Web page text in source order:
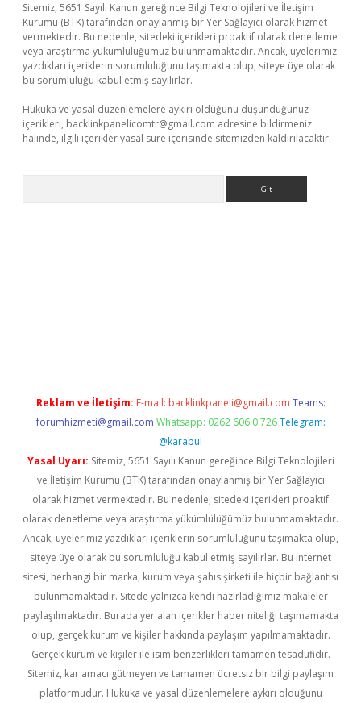
Sitemiz, 5651 Sayılı Kanun gereğince Bilgi Teknolojileri ve İletişim
Kurumu (BTK) tarafından onaylanmış bir Yer Sağlayıcı olarak hizmet
vermektedir. Bu nedenle, sitedeki içerikleri proaktif olarak denetleme
veya araştırma yükümlülüğümüz bulunmamaktadır. Ancak, üyelerimiz
yazdıkları içeriklerin sorumluluğunu taşımakta olup, siteye üye olarak
bu sorumluluğu kabul etmiş sayılırlar.
Hukuka ve yasal düzenlemelere aykırı olduğunu düşündüğünüz
içerikleri, backlinkpanelicomtr@gmail.com adresine bildirmeniz
halinde, ilgili içerikler yasal süre içerisinde sitemizden kaldırılacaktır.
Reklam ve İletişim: E-mail: backlinkpaneli@gmail.com Teams:
forumhizmeti@gmail.com Whatsapp: 0262 606 0 726 Telegram:
@karabul
Yasal Uyarı: Sitemiz, 5651 Sayılı Kanun gereğince Bilgi Teknolojileri
ve İletişim Kurumu (BTK) tarafından onaylanmış bir Yer Sağlayıcı
olarak hizmet vermektedir. Bu nedenle, sitedeki içerikleri proaktif
olarak denetleme veya araştırma yükümlülüğümüz bulunmamaktadır.
Ancak, üyelerimiz yazdıkları içeriklerin sorumluluğunu taşımakta olup,
siteye üye olarak bu sorumluluğu kabul etmiş sayılırlar. Bu internet
sitesi, herhangi bir marka, kurum veya şahıs şirketi ile hiçbir bağlantısı
bulunmamaktadır. Sitede yalnızca kendi hazırladığımız makaleler
paylaşılmaktadır. Burada yer alan içerikler haber niteliği taşımamakta
olup, gerçek kurum ve kişiler hakkında paylaşım yapılmamaktadır.
Gerçek kurum ve kişiler ile isim benzerlikleri tamamen tesadüfidir.
Sitemiz, kar amacı gütmeyen ve tamamen ücretsiz bir bilgi paylaşım
platformudur. Hukuka ve yasal düzenlemelere aykırı olduğunu